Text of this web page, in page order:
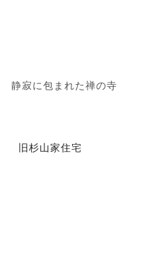
静寂に包まれた禅の寺
旧杉山家住宅